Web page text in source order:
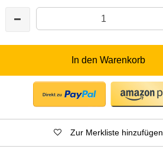
In den Warenkorb
Zur Merkliste hinzufügen